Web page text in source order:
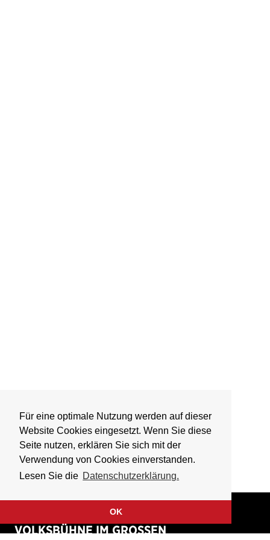
Für eine optimale Nutzung werden auf dieser
Website Cookies eingesetzt. Wenn Sie diese
Seite nutzen, erklären Sie sich mit der
Verwendung von Cookies einverstanden.
Lesen Sie die Datenschutzerklärung.
OK
VOLKSBÜHNE IM GROSSEN